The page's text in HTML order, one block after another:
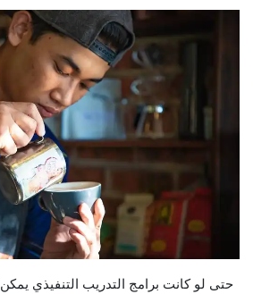
حتى لو كانت برامج التدريب التنفيذي يمكن